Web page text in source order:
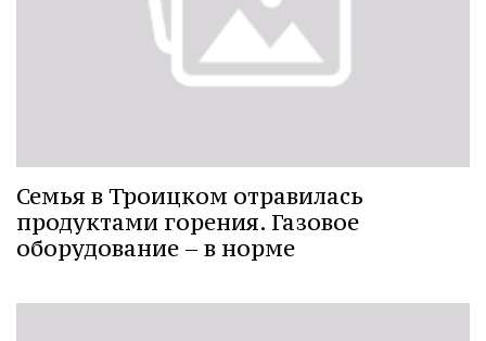
Семья в Троицком отравилась
продуктами горения. Газовое
оборудование – в норме